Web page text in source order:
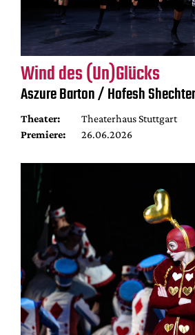
Wind des (Un)Glücks
Aszure Barton / Hofesh
Theater:
Theaterhaus Stuttgart
Premiere:
26.06.2026